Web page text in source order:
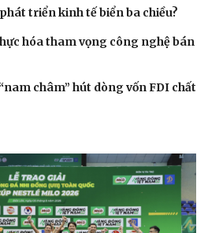
triển kinh tế biển ba chiều?
hóa tham vọng công nghệ bán
châm” hút dòng vốn FDI chất